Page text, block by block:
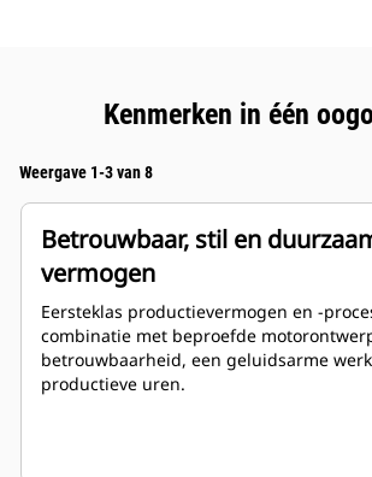
Kenmerken in één
Weergave 1-3 van 8
Betrouwbaar, stil en
vermogen
Eersteklas productievermogen en -
combinatie met beproefde
betrouwbaarheid, een geluidsarme
productieve uren.